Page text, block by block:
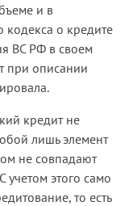
и в
кодекса о кредите
ВС РФ в своем
при описании
кредит не
лишь элемент
не совпадают
учетом этого само
то есть